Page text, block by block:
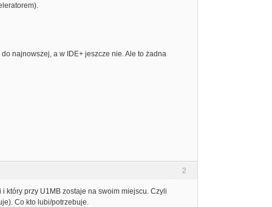
najnowszej, a w IDE+ jeszcze nie. Ale to żadna
2
który przy U1MB zostaje na swoim miejscu. Czyli
Co kto lubi/potrzebuje.